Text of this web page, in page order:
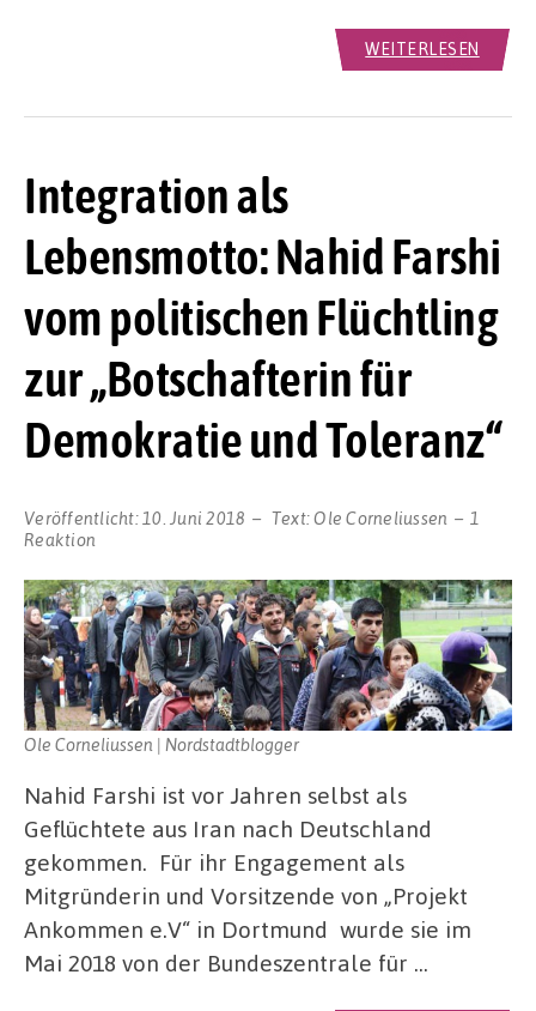
WEITERLESEN
Integration als
Lebensmotto: Nahid Farshi
vom politischen Flüchtling
zur „Botschafterin für
Demokratie und Toleranz“
Veröffentlicht: 10. Juni 2018 Text:Ole Corneliussen
1
Reaktion
Ole Corneliussen | Nordstadtblogger
Nahid Farshi ist vor Jahren selbst als
Geflüchtete aus Iran nach Deutschland
gekommen. Für ihr Engagement als
Mitgründerin und Vorsitzende von „Projekt
Ankommen e.V“ in Dortmund wurde sie im
Mai 2018 von der Bundeszentrale für …